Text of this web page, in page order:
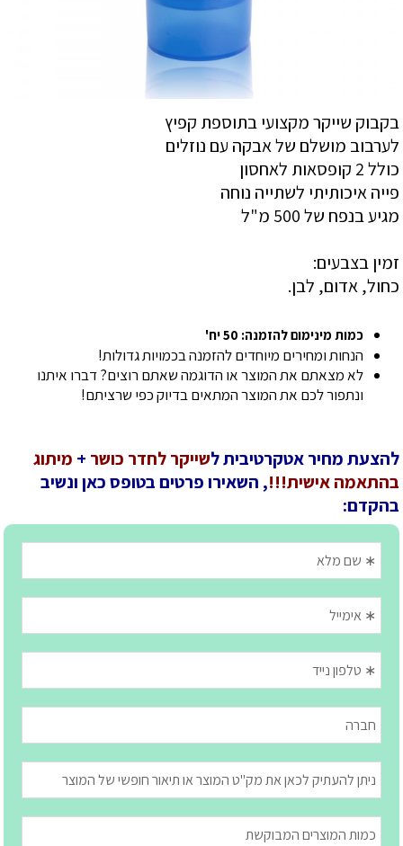
בקבוק שייקר מקצועי בתוספת קפיץ
לערבוב מושלם של אבקה עם נוזלים
כולל 2 קופסאות לאחסון
פייה איכותיתי לשתייה נוחה
מגיע בנפח של 500 מ"ל
זמין בצבעים:
כחול, אדום, לבן.
כמות מינימום להזמנה: 50 יח'
הנחות ומחירים מיוחדים להזמנה בכמויות גדולות!
לא מצאתם את המוצר או הדוגמה שאתם רוצים? דברו איתנו
ונתפור לכם את המוצר המתאים בדיוק כפי שרציתם!
להצעת מחיר אטקרטיבית לשייקר לחדר כושר + מיתוג
בהתאמה אישית!!!, השאירו פרטים בטופס כאן ונשיב
בהקדם: